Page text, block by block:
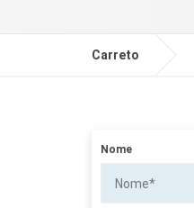
Carreto
Nome